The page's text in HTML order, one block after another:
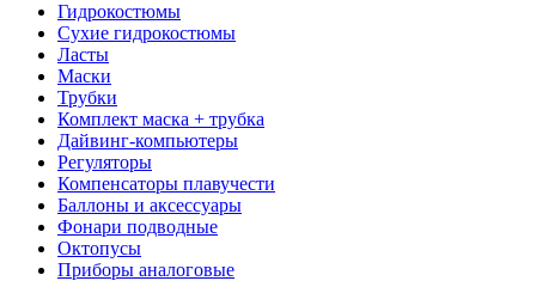
Гидрокостюмы
Сухие гидрокостюмы
Ласты
Маски
Трубки
Комплект маска + трубка
Дайвинг-компьютеры
Регуляторы
Компенсаторы плавучести
Баллоны и аксессуары
Фонари подводные
Октопусы
Приборы аналоговые